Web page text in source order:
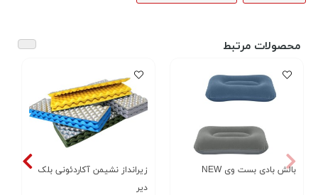
محصولات مرتبط
بالش بادی بست وی NEW
زیرانداز نشیمن آکاردئونی بلک
دیر